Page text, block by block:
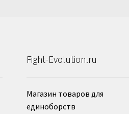
Fight-Evolution.ru
Магазин товаров для
единоборств